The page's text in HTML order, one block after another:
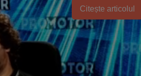
Citește articolul